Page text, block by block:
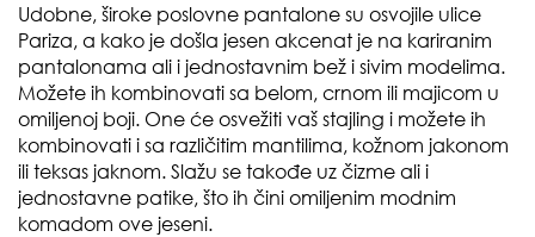
Udobne, široke poslovne pantalone su osvojile ulice
Pariza, a kako je došla jesen akcenat je na kariranim
pantalonama ali i jednostavnim bež i sivim modelima.
Možete ih kombinovati sa belom, crnom ili majicom u
omiljenoj boji. One će osvežiti vaš stajling i možete ih
kombinovati i sa različitim mantilima, kožnom jakonom
ili teksas jaknom. Slažu se takođe uz čizme ali i
jednostavne patike, što ih čini omiljenim modnim
komadom ove jeseni.